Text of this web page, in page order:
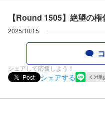
【Round 1505】絶望の権
2025/10/15
シェアして応援しよう！
Post
シェアする 埋